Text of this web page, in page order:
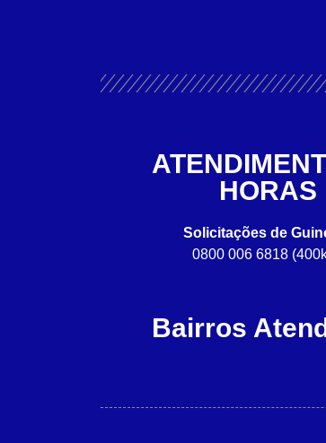
HORAS
Solicitações de
0800 006 6818
Bairros